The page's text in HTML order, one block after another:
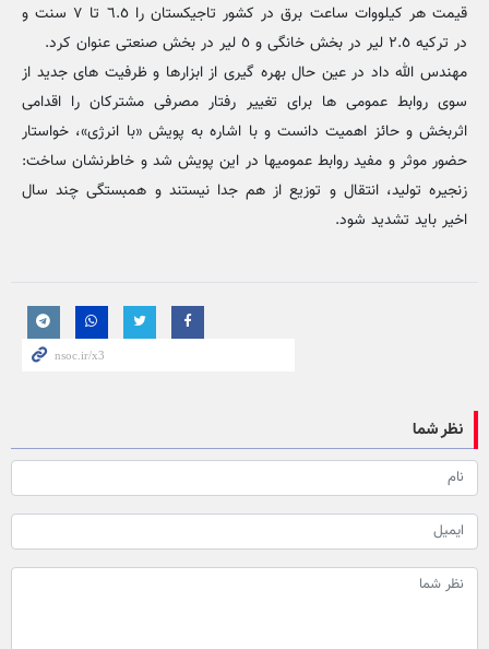
قیمت هر کیلووات ساعت برق در کشور تاجیکستان را ٦.٥ تا ٧ سنت و
در ترکیه ٢.٥ لیر در بخش خانگی و ٥ لیر در بخش صنعتی عنوان کرد.
مهندس الله داد در عین حال بهره گیری از ابزارها و ظرفیت های جدید از
سوی روابط عمومی ها برای تغییر رفتار مصرفی مشترکان را اقدامی
اثربخش و حائز اهمیت دانست و با اشاره به پویش «با انرژی»، خواستار
حضور موثر و مفید روابط عمومیها در این پویش شد و خاطرنشان ساخت:
زنجیره تولید، انتقال و توزیع از هم جدا نیستند و همبستگی چند سال
اخیر باید تشدید شود.
نظر شما